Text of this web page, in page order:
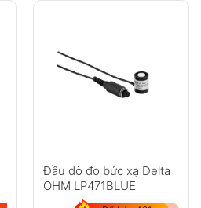
Đầu dò đo bức xạ Delta
OHM LP471BLUE